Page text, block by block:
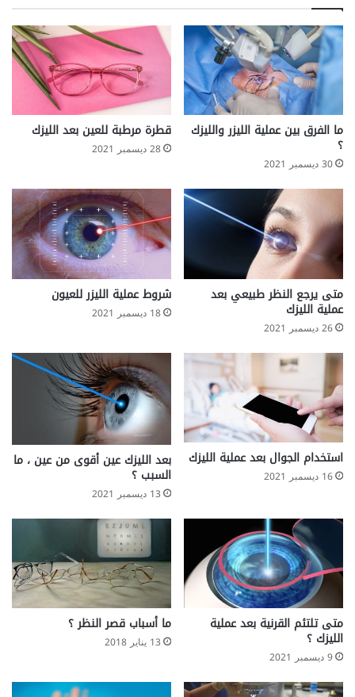
ما الفرق بين عملية الليزر والليزك
؟
30 ديسمبر 2021
قطرة مرطبة للعين بعد الليزك
28 ديسمبر 2021
متى يرجع النظر طبيعي بعد
عملية الليزك
26 ديسمبر 2021
شروط عملية الليزر للعيون
18 ديسمبر 2021
استخدام الجوال بعد عملية الليزك
16 ديسمبر 2021
بعد الليزك عين أقوى من عين ، ما
السبب ؟
13 ديسمبر 2021
متى تلتئم القرنية بعد عملية
الليزك ؟
9 ديسمبر 2021
ما أسباب قصر النظر ؟
13 يناير 2018